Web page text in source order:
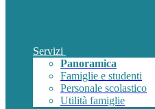
Servizi
Panoramica
Famiglie e studenti
Personale scolastico
Utilità famiglie